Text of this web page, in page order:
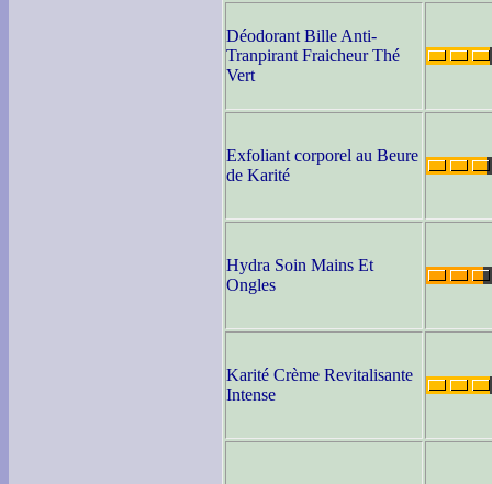
Déodorant Bille Anti-
Tranpirant Fraicheur Thé
Vert
Exfoliant corporel au Beure
de Karité
Hydra Soin Mains Et
Ongles
Karité Crème Revitalisante
Intense